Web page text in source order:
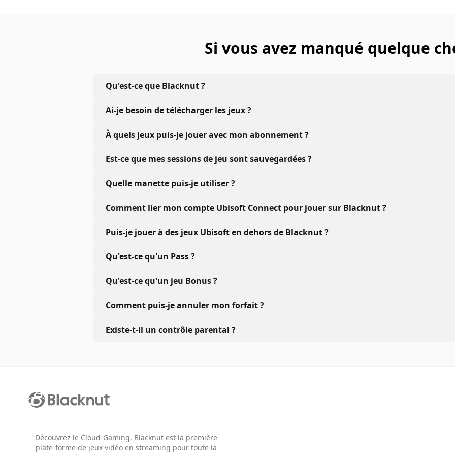
Si vous avez manqué quelque
Qu'est-ce que Blacknut ?
Ai-je besoin de télécharger les jeux ?
À quels jeux puis-je jouer avec mon abonnement ?
Est-ce que mes sessions de jeu sont sauvegardées ?
Quelle manette puis-je utiliser ?
Comment lier mon compte Ubisoft Connect pour jouer sur Blacknut ?
Puis-je jouer à des jeux Ubisoft en dehors de Blacknut ?
Qu'est-ce qu'un Pass ?
Qu'est-ce qu'un jeu Bonus ?
Comment puis-je annuler mon forfait ?
Existe-t-il un contrôle parental ?
Découvrez le Cloud-Gaming. Blacknut est la première
plate-forme de jeux vidéo en streaming pour toute la